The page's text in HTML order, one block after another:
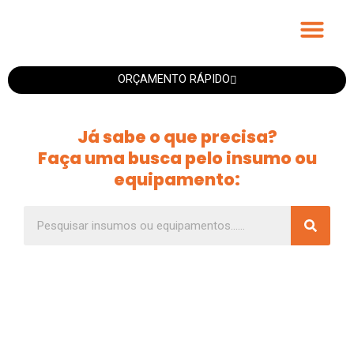
ORÇAMENTO RÁPIDO
Já sabe o que precisa?
Faça uma busca pelo insumo ou
equipamento: